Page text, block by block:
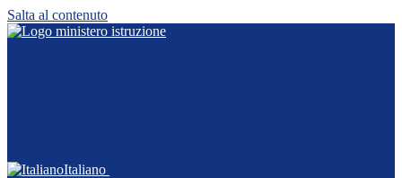
Salta al contenuto
Italiano